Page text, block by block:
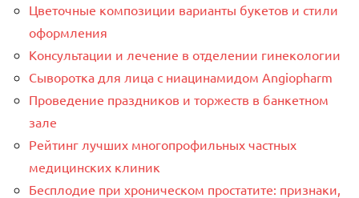
Цветочные композиции варианты букетов и стили
оформления
Консультации и лечение в отделении гинекологии
Сыворотка для лица с ниацинамидом Angiopharm
Проведение праздников и торжеств в банкетном
зале
Рейтинг лучших многопрофильных частных
медицинских клиник
Бесплодие при хроническом простатите: признаки,